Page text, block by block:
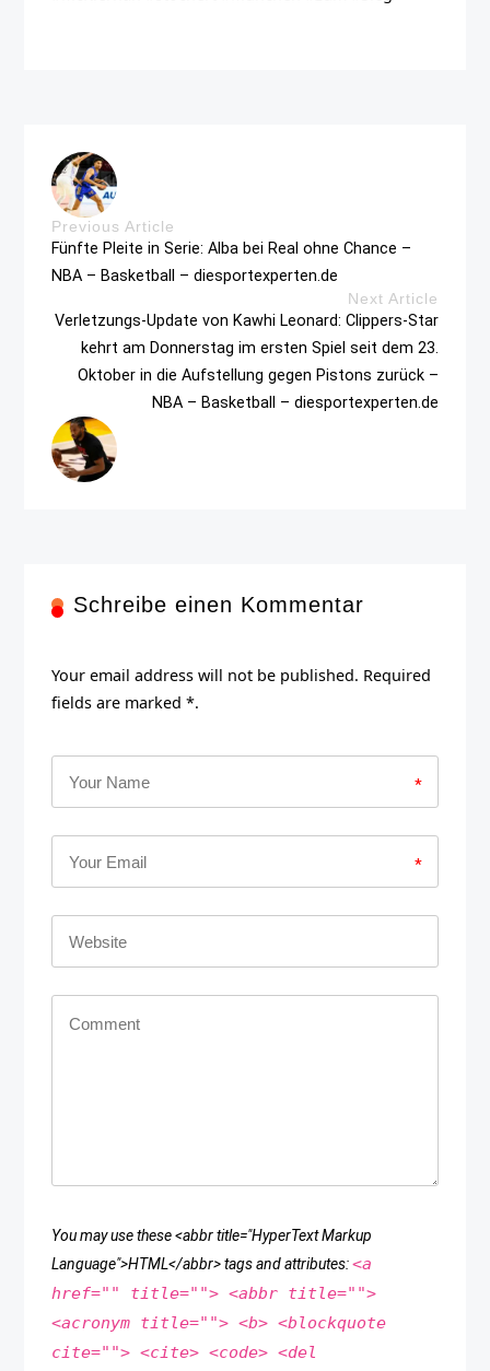
Previous Article
Fünfte Pleite in Serie: Alba bei Real ohne Chance –
NBA – Basketball – diesportexperten.de
Next Article
Verletzungs-Update von Kawhi Leonard: Clippers-Star
kehrt am Donnerstag im ersten Spiel seit dem 23.
Oktober in die Aufstellung gegen Pistons zurück –
NBA – Basketball – diesportexperten.de
Schreibe einen Kommentar
Your email address will not be published. Required
fields are marked *.
*
*
You may use these <abbr title="HyperText Markup
Language">HTML</abbr> tags and attributes:<a
href="" title=""> <abbr title="">
<acronym title=""> <b> <blockquote
cite=""> <cite> <code> <del